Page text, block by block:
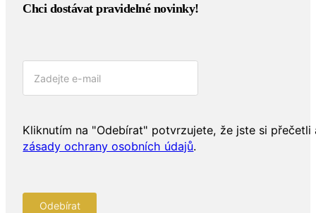
Chci dostávat pravidelné novinky!​
Kliknutím na "Odebírat" potvrzujete, že jste si přečetli
zásady ochrany osobních údajů.
Odebírat